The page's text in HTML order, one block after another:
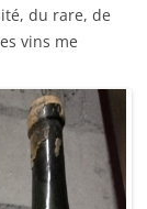
du rare, de
vins me